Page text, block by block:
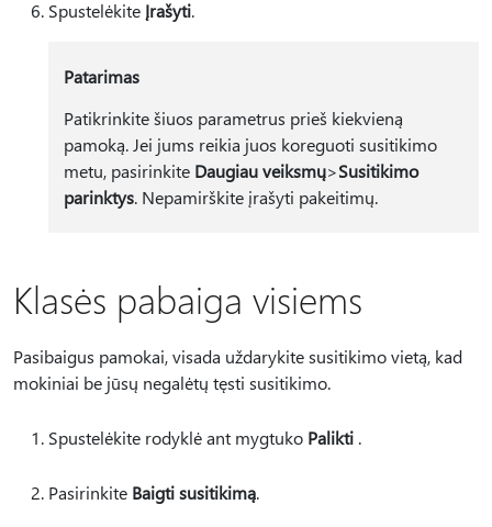
Spustelėkite Įrašyti.
Patarimas
Patikrinkite šiuos parametrus prieš kiekvieną
pamoką. Jei jums reikia juos koreguoti susitikimo
metu, pasirinkite Daugiau veiksmų>Susitikimo
parinktys. Nepamirškite įrašyti pakeitimų.
Klasės pabaiga visiems
Pasibaigus pamokai, visada uždarykite susitikimo vietą, kad
mokiniai be jūsų negalėtų tęsti susitikimo.
Spustelėkite rodyklė ant mygtuko Palikti .
Pasirinkite Baigti susitikimą.